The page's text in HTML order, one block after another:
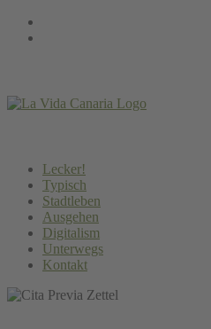
Springe
zum
Lecker!
Typisch
Stadtleben
Ausgehen
Digitalism
Unterwegs
Kontakt